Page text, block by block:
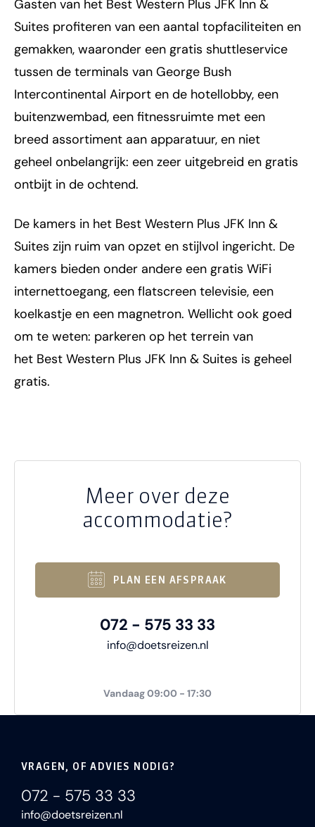
Gasten van het Best Western Plus JFK Inn &
Suites profiteren van een aantal topfaciliteiten en
gemakken, waaronder een gratis shuttleservice
tussen de terminals van George Bush
Intercontinental Airport en de hotellobby, een
buitenzwembad, een fitnessruimte met een
breed assortiment aan apparatuur, en niet
geheel onbelangrijk: een zeer uitgebreid en gratis
ontbijt in de ochtend.
De kamers in het Best Western Plus JFK Inn &
Suites zijn ruim van opzet en stijlvol ingericht. De
kamers bieden onder andere een gratis WiFi
internettoegang, een flatscreen televisie, een
koelkastje en een magnetron. Wellicht ook goed
om te weten: parkeren op het terrein van
het Best Western Plus JFK Inn & Suites is geheel
gratis.
Meer over deze
accommodatie?
PLAN EEN AFSPRAAK
072 - 575 33 33
info@doetsreizen.nl
Vandaag 09:00 - 17:30
VRAGEN, OF ADVIES NODIG?
072 - 575 33 33
info@doetsreizen.nl